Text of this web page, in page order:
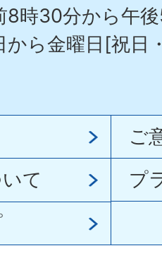
8時30分から午
から金曜日[祝日
ご
て
プ